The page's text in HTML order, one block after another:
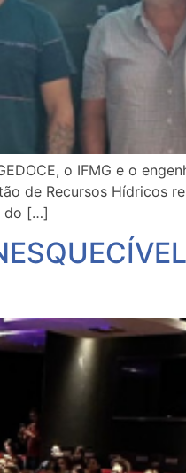
o IFMG e o
de Recursos Hídricos
do […]